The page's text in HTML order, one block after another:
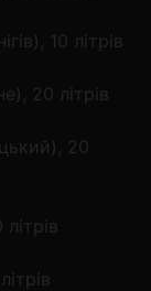
10 літрів
20 літрів
20